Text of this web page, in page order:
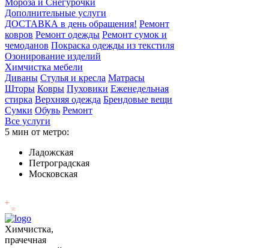
Мороза и Снегурочки
Дополнительные услуги
ДОСТАВКА в день обращения! Ремонт
ковров Ремонт одежды Ремонт сумок и
чемоданов Покраска одежды из текстиля
Озонирование изделий
Химчистка мебели
Диваны Стулья и кресла Матрасы
Шторы Ковры Пуховики Еженедельная
стирка Верхняя одежда Брендовые вещи
Сумки Обувь Ремонт
Все услуги
5 мин от метро:
Ладожская
Петроградская
Московская
Химчистка,
прачечная